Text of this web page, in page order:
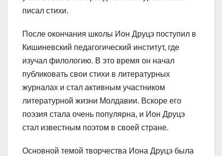
писал стихи.
После окончания школы Ион Друцэ поступил в
Кишиневский педагогический институт, где
изучал филологию. В это время он начал
публиковать свои стихи в литературных
журналах и стал активным участником
литературной жизни Молдавии. Вскоре его
поэзия стала очень популярна, и Ион Друцэ
стал известным поэтом в своей стране.
Основной темой творчества Иона Друцэ была